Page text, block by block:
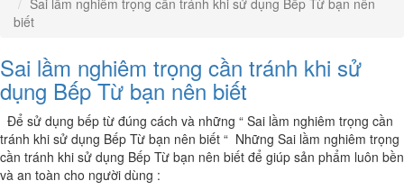
Sai lầm nghiêm trọng cần tránh khi sử dụng Bếp Từ bạn nên
biết
Sai lầm nghiêm trọng cần tránh khi sử
dụng Bếp Từ bạn nên biết
Để sử dụng bếp từ đúng cách và những “ Sai lầm nghiêm trọng cần
tránh khi sử dụng Bếp Từ bạn nên biết “ Những Sai lầm nghiêm trọng
cần tránh khi sử dụng Bếp Từ bạn nên biết để giúp sản phẩm luôn bền
và an toàn cho người dùng :